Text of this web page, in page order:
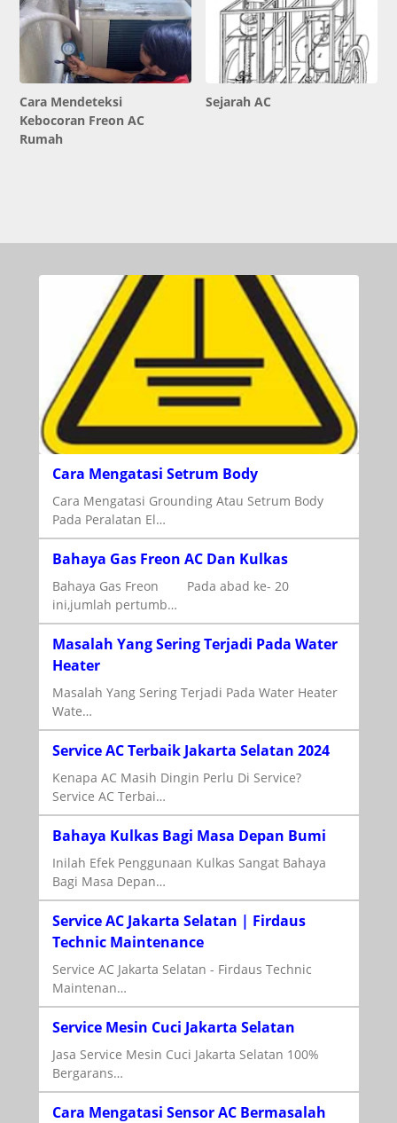
Cara Mendeteksi
Kebocoran Freon AC
Rumah
Sejarah AC
Cara Mengatasi Setrum Body
Cara Mengatasi Grounding Atau Setrum Body
Pada Peralatan El…
Bahaya Gas Freon AC Dan Kulkas
Bahaya Gas Freon Pada abad ke- 20
ini,jumlah pertumb…
Masalah Yang Sering Terjadi Pada Water
Heater
Masalah Yang Sering Terjadi Pada Water Heater
Wate…
Service AC Terbaik Jakarta Selatan 2024
Kenapa AC Masih Dingin Perlu Di Service?
Service AC Terbai…
Bahaya Kulkas Bagi Masa Depan Bumi
Inilah Efek Penggunaan Kulkas Sangat Bahaya
Bagi Masa Depan…
Service AC Jakarta Selatan | Firdaus
Technic Maintenance
Service AC Jakarta Selatan - Firdaus Technic
Maintenan…
Service Mesin Cuci Jakarta Selatan
Jasa Service Mesin Cuci Jakarta Selatan 100%
Bergarans…
Cara Mengatasi Sensor AC Bermasalah